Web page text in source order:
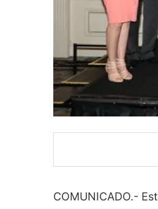
COMUNICADO.-